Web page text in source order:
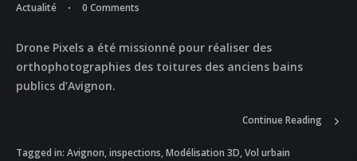
NOS DIFFERENTES
PRESTATIONS
NOS REALISATIONS
Actualité 0 Comments
Drone Pixels a été missionné pour réaliser des
orthophotographies des toitures des anciens bains
publics d’Avignon.
Tagged in: Avignon,inspections,Modélisation 3D,Vol urbain
Continue Reading